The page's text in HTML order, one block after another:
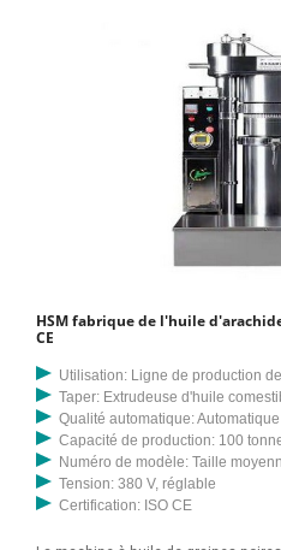
HSM fabrique de l'huile
CE
Utilisation: Ligne de production
Taper: Extrudeuse d'huile
Qualité automatique: Automatique
Capacité de production: 100
Numéro de modèle: Taille
Tension: 380 V, réglable
Certification: ISO CE